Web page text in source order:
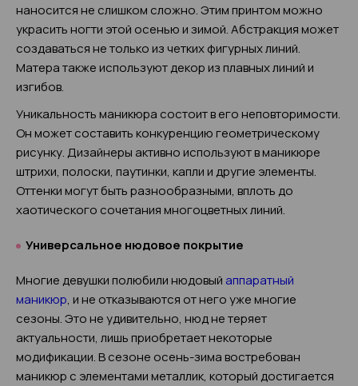
наносится не слишком сложно. Этим принтом можно
украсить ногти этой осенью и зимой. Абстракция может
создаваться не только из четких фигурных линий.
Матера также используют декор из плавных линий и
изгибов.
Уникальность маникюра состоит в его неповторимости.
Он может составить конкуренцию геометрическому
рисунку. Дизайнеры активно используют в маникюре
штрихи, полоски, паутинки, капли и другие элементы.
Оттенки могут быть разнообразными, вплоть до
хаотического сочетания многоцветных линий.
Универсальное нюдовое покрытие
Многие девушки полюбили нюдовый аппаратный
маникюр, и не отказываются от него уже многие
сезоны. Это не удивительно, нюд не теряет
актуальности, лишь приобретает некоторые
модификации. В сезоне осень-зима востребован
маникюр с элементами металлик, который достигается